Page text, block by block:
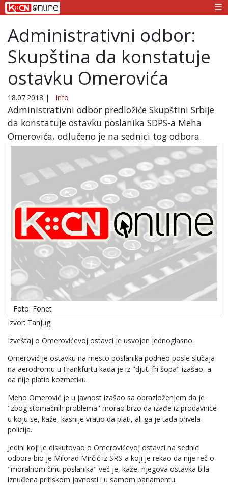
☰
Administrativni odbor:
Skupština da konstatuje
ostavku Omerovića
18.07.2018 | Info
Administrativni odbor predložiće Skupštini Srbije
da konstatuje ostavku poslanika SDPS-a Meha
Omerovića, odlučeno je na sednici tog odbora.
Foto: Fonet
Izvor: Tanjug
Izveštaj o Omerovićevoj ostavci je usvojen jednoglasno.
Omerović je ostavku na mesto poslanika podneo posle slučaja
na aerodromu u Frankfurtu kada je iz "djuti fri šopa" izašao, a
da nije platio kozmetiku.
Meho Omerović je u javnost izašao sa obrazloženjem da je
"zbog stomačnih problema" morao brzo da izađe iz prodavnice
u koju se, kaže, kasnije vratio da plati, ali ga je tada privela
policija.
Jedini koji je diskutovao o Omerovićevoj ostavci na sednici
odbora bio je Milorad Mirčić iz SRS-a koji je rekao da nije reč o
"moralnom činu poslanika" već je, kaže, njegova ostavka bila
iznuđena pritiskom javnosti i u samom parlamentu.